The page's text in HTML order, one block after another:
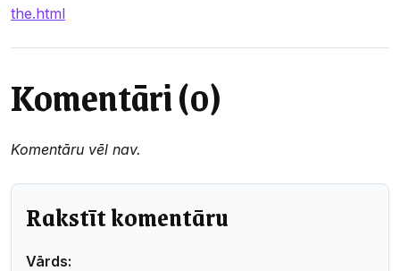
the.html
Komentāri (0)
Komentāru vēl nav.
Rakstīt komentāru
Vārds: